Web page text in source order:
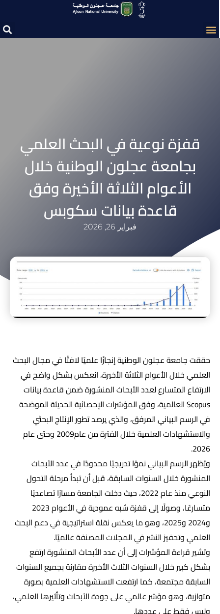
قفزة نوعية في البحث العلمي
بجامعة عجلون الوطنية خلال
الأعوام الثلاثة الأخيرة وفق
قاعدة بيانات سكوبس
فبراير 26, 2026
حققت جامعة عجلون الوطنية إنجازًا علميًا لافتًا في مجال البحث
العلمي خلال الأعوام الثلاثة الأخيرة، انعكس بشكل واضح في
الارتفاع المتسارع لعدد الأبحاث المنشورة ضمن قاعدة بيانات
Scopus العالمية، وفق المؤشرات الإحصائية الحديثة الموضحة
في الرسم البياني المرفق، والذي يرصد تطور الإنتاج البحثي
والاستشهادات العلمية خلال الفترة من عام2009 وحتى عام
2026.
ويُظهر الرسم البياني نموًا تدريجيًا محدودًا في عدد الأبحاث
المنشورة خلال السنوات السابقة، قبل أن تبدأ مرحلة التحول
النوعي منذ عام 2022، حيث دخلت الجامعة مسارًا تصاعديًا
متسارعًا، وصولًا إلى قفزة شبه عمودية في الأعوام 2023
و2024 و2025، وهو ما يعكس نقلة استراتيجية في دعم البحث
العلمي وتحفيز النشر في المجلات المصنفة عالميًا.
وتشير قراءة المؤشرات إلى أن عدد الأبحاث المنشورة ارتفع
بشكل كبير خلال السنوات الثلاث الأخيرة مقارنة بجميع السنوات
السابقة مجتمعة، كما ارتفعت الاستشهادات العلمية بصورة
متوازية، وهو مؤشر عالمي على جودة الأبحاث وتأثيرها العلمي،
وليس فقط على عددها.